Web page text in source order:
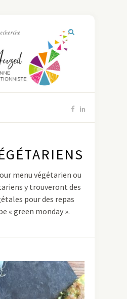
menu végétarien ou
y trouveront des
pour des repas
« green monday ».